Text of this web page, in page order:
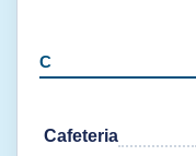
C
Cafeteria